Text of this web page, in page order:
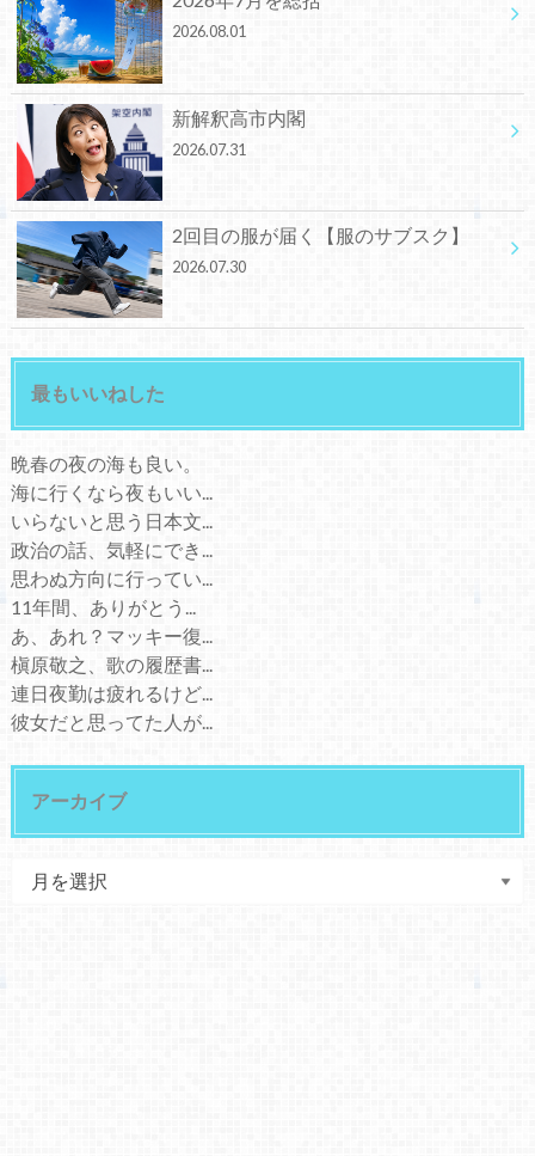
2026.08.01
新解釈高市内閣
2026.07.31
2回目の服が届く【服のサブスク】
2026.07.30
最もいいねした
晩春の夜の海も良い。
海に行くなら夜もいい...
いらないと思う日本文...
政治の話、気軽にでき...
思わぬ方向に行ってい...
11年間、ありがとう...
あ、あれ？マッキー復...
槇原敬之、歌の履歴書...
連日夜勤は疲れるけど...
彼女だと思ってた人が...
アーカイブ